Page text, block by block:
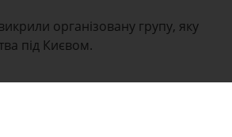
організовану групу, яку
під Києвом.